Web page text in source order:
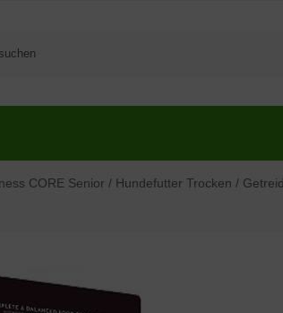
CORE Senior / Hundefutter Trocken /